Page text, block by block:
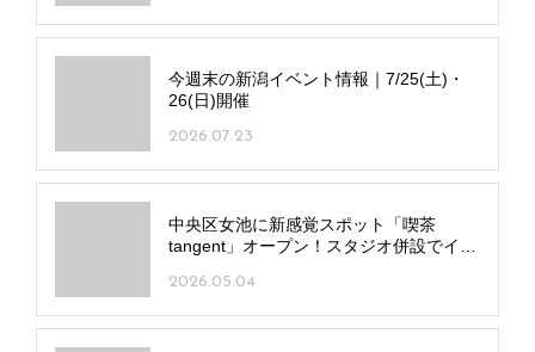
今週末の新潟イベント情報｜7/25(土)・
26(日)開催
2026.07.23
中央区女池に新感覚スポット「喫茶
tangent」オープン！スタジオ併設でイベ
2026.05.04